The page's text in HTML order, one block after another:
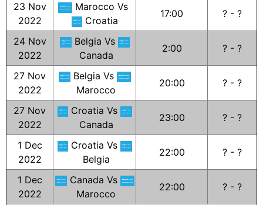
23 Nov
2022
Marocco Vs
Croatia
17:00 ? - ?
24 Nov
2022
Belgia Vs
Canada
2:00 ? - ?
27 Nov
2022
Belgia Vs
Marocco
20:00 ? - ?
27 Nov
2022
Croatia Vs
Canada
23:00 ? - ?
1 Dec
2022
Croatia Vs
Belgia
22:00 ? - ?
1 Dec
2022
Canada Vs
Marocco
22:00 ? - ?